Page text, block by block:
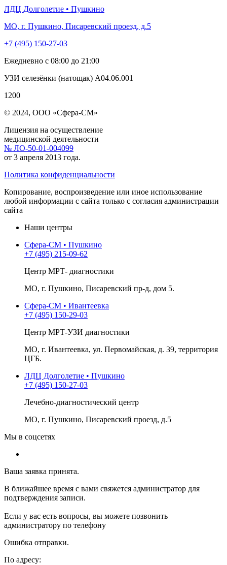
ЛДЦ Долголетие • Пушкино
МО, г. Пушкино, Писаревский проезд, д.5
+7 (495) 150-27-03
Ежедневно с 08:00 до 21:00
УЗИ селезёнки (натощак) А04.06.001
1200
© 2024, ООО «Сфера-СМ»
Лицензия на осуществление
медицинской деятельности
№ ЛО-50-01-004099
от 3 апреля 2013 года.
Политика конфиденциальности
Копирование, воспроизведение или иное использование
любой информации с сайта только с согласия администрации
сайта
Наши центры
Сфера-СМ • Пушкино
+7 (495) 215-09-62
Центр МРТ- диагностики
МО, г. Пушкино, Писаревский пр-д, дом 5.
Сфера-СМ • Ивантеевка
+7 (495) 150-29-03
Центр МРТ-УЗИ диагностики
МО, г. Ивантеевка, ул. Первомайская, д. 39, территория
ЦГБ.
ЛДЦ Долголетие • Пушкино
+7 (495) 150-27-03
Лечебно-диагностический центр
МО, г. Пушкино, Писаревский проезд, д.5
Мы в соцсетях
Ваша заявка принята.
В ближайшее время с вами свяжется администратор для
подтверждения записи.
Если у вас есть вопросы, вы можете позвонить
администратору по телефону
Ошибка отправки.
По адресу: